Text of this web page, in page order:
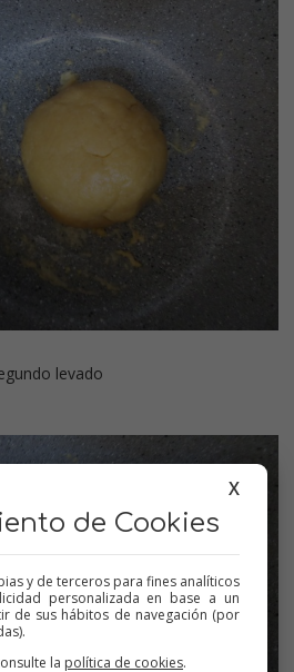
levado
X
de Cookies
y de terceros para fines analíticos
personalizada en base a un
de sus hábitos de navegación (por
la política de cookies.